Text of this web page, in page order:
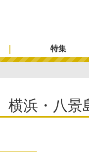
特集
横浜・八景